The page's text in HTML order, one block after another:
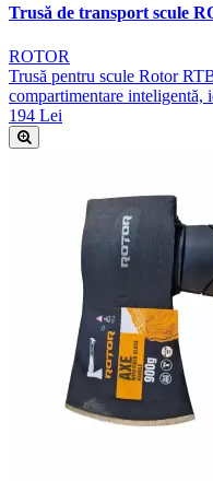
Trusă de transport scule
ROTOR
Trusă pentru scule Rotor
compartimentare inteligentă,
194 Lei